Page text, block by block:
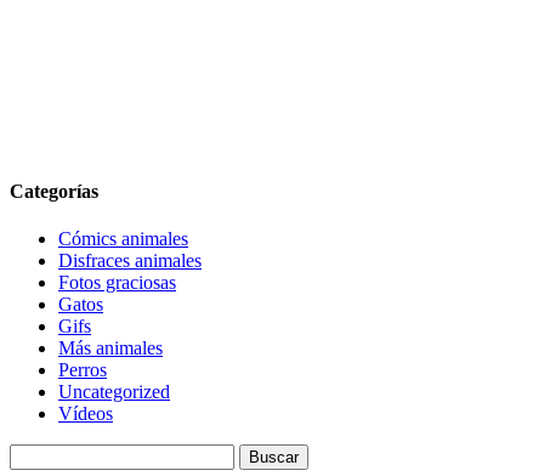
Categorías
Cómics animales
Disfraces animales
Fotos graciosas
Gatos
Gifs
Más animales
Perros
Uncategorized
Vídeos